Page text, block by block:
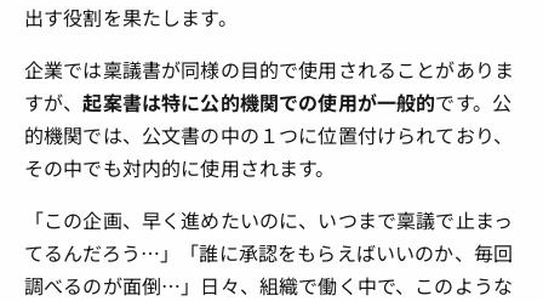
出す役割を果たします。
企業では稟議書が同様の目的で使用されることがありま
すが、起案書は特に公的機関での使用が一般的です。公
的機関では、公文書の中の１つに位置付けられており、
その中でも対内的に使用されます。
「この企画、早く進めたいのに、いつまで稟議で止まっ
てるんだろう…」「誰に承認をもらえばいいのか、毎回
調べるのが面倒…」日々、組織で働く中で、このような